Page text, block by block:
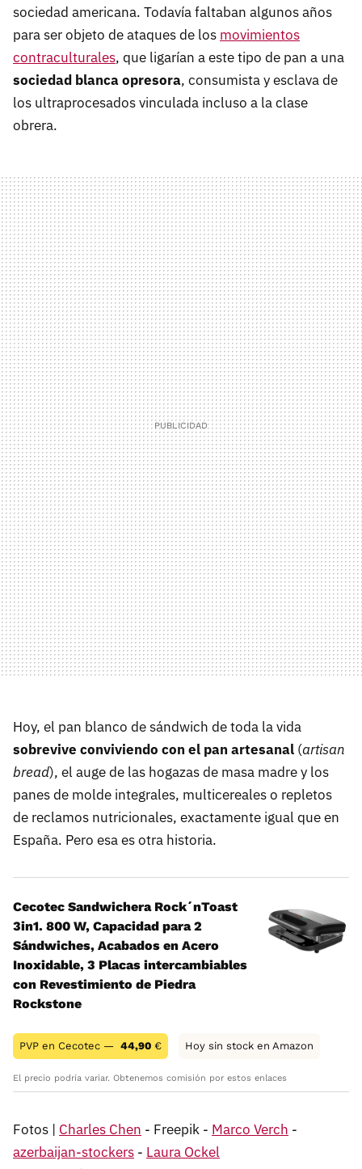
sociedad americana. Todavía faltaban algunos años
para ser objeto de ataques de los movimientos
contraculturales, que ligarían a este tipo de pan a una
sociedad blanca opresora, consumista y esclava de
los ultraprocesados vinculada incluso a la clase
obrera.
Hoy, el pan blanco de sándwich de toda la vida
sobrevive conviviendo con el pan artesanal (artisan
bread), el auge de las hogazas de masa madre y los
panes de molde integrales, multicereales o repletos
de reclamos nutricionales, exactamente igual que en
España. Pero esa es otra historia.
Cecotec Sandwichera Rock´nToast
3in1. 800 W, Capacidad para 2
Sándwiches, Acabados en Acero
Inoxidable, 3 Placas intercambiables
con Revestimiento de Piedra
Rockstone
PVP en Cecotec — 44,90 € Hoy sin stock en Amazon
El precio podría variar. Obtenemos comisión por estos enlaces
Fotos | Charles Chen - Freepik - Marco Verch -
azerbaijan-stockers - Laura Ockel